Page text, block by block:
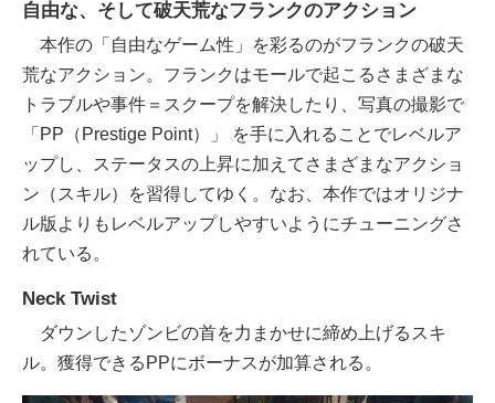
自由な、そして破天荒なフランクのアクション
本作の「自由なゲーム性」を彩るのがフランクの破天
荒なアクション。フランクはモールで起こるさまざまな
トラブルや事件＝スクープを解決したり、写真の撮影で
「PP（Prestige Point）」 を手に入れることでレベルア
ップし、ステータスの上昇に加えてさまざまなアクショ
ン（スキル）を習得してゆく。なお、本作ではオリジナ
ル版よりもレベルアップしやすいようにチューニングさ
れている。
Neck Twist
ダウンしたゾンビの首を力まかせに締め上げるスキ
ル。獲得できるPPにボーナスが加算される。